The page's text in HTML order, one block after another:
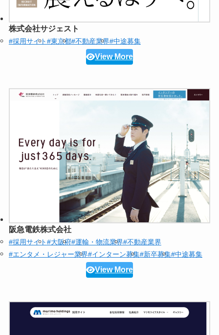
株式会社サジェスト
#採用サイト#東京都#不動産業界#中途募集
View More
阪急電鉄株式会社
#採用サイト#大阪府#運輸・物流業界#不動産業界
#エンタメ・レジャー業界#インターン募集#新卒募集#中途募集
View More